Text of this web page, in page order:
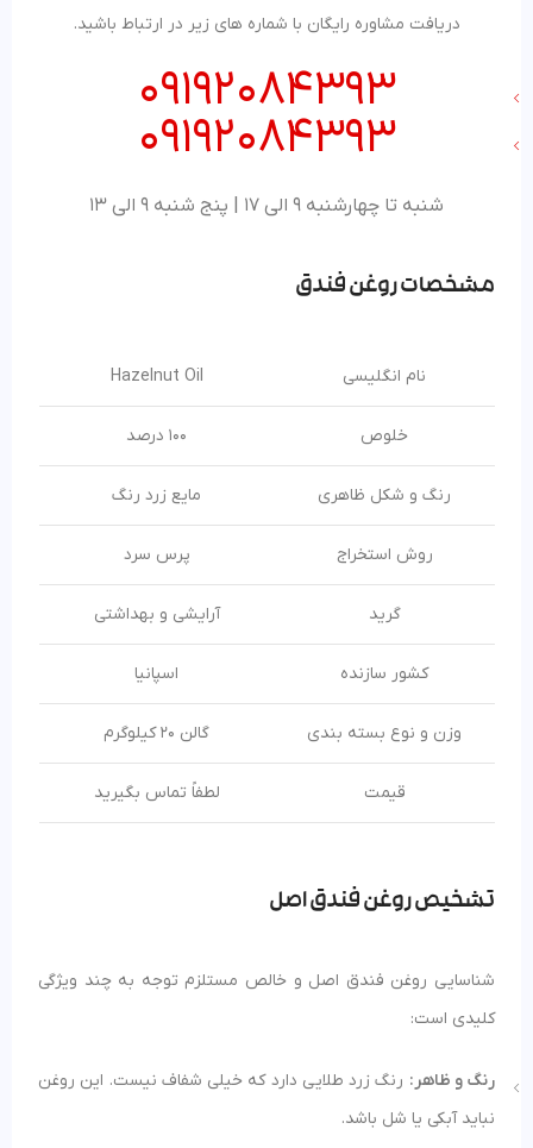
دریافت مشاوره رایگان با شماره های زیر در ارتباط باشید.
09192084393
09192084393
شنبه تا چهارشنبه 9 الی 17 | پنج شنبه 9 الی 13
مشخصاتروغن فندق
نام انگلیسی Hazelnut Oil
خلوص 100 درصد
رنگ و شکل ظاهری مایع زرد رنگ
روش استخراج پرس سرد
گرید آرایشی و بهداشتی
کشور سازنده اسپانیا
وزن و نوع بسته بندی گالن 20 کیلوگرم
قیمت لطفاً تماس بگیرید
تشخیص روغن فندق اصل
شناسایی روغن فندق اصل و خالص مستلزم توجه به چند ویژگی
کلیدی است:
رنگ و ظاهر: رنگ زرد طلایی دارد که خیلی شفاف نیست. این روغن
نباید آبکی یا شل باشد.